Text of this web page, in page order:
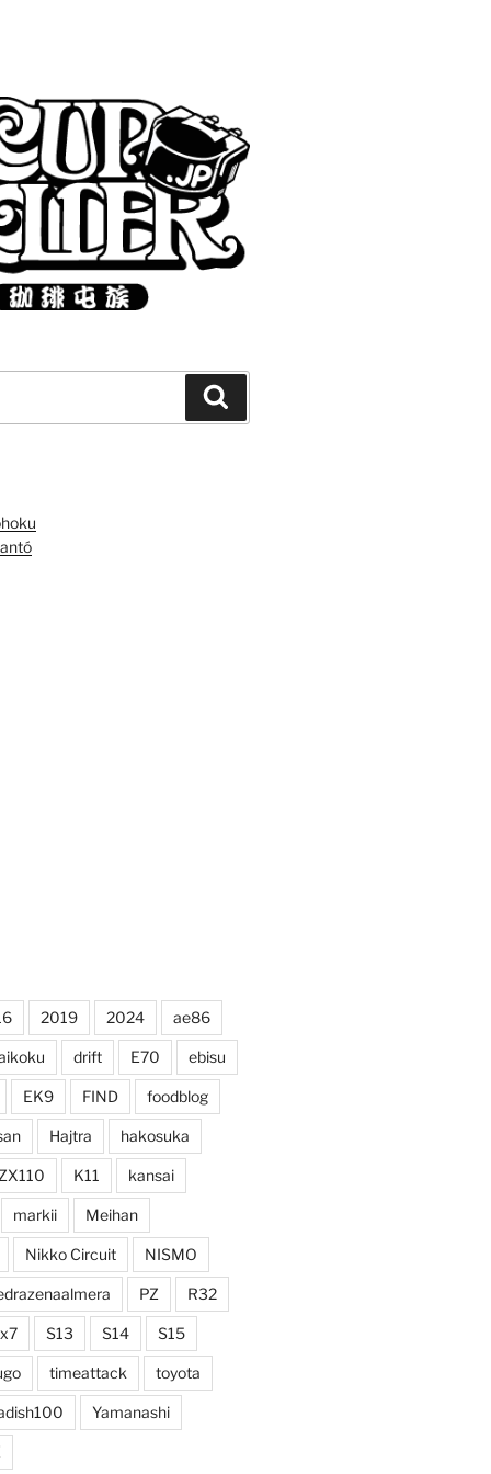
2019 2024 ae86
drift E70 ebisu
EK9 FIND foodblog
Hajtra hakosuka
K11 kansai
markii Meihan
Nikko Circuit NISMO
PZ R32
S13 S14 S15
timeattack toyota
Yamanashi